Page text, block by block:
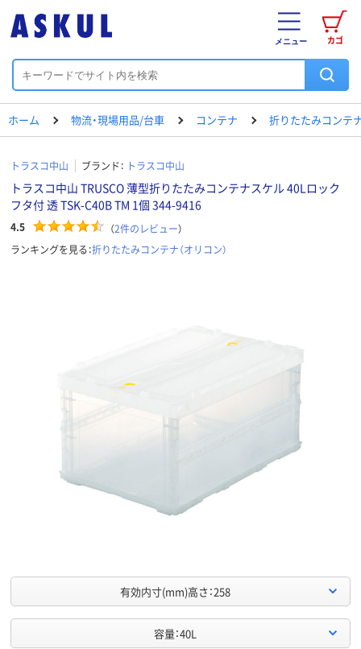
カゴ
メニュー
ホーム 物流・現場用品/台車 コンテナ 折りたたみコンテナ
トラスコ中山 ブランド： トラスコ中山
トラスコ中山 TRUSCO 薄型折りたたみコンテナスケル 40Lロック
フタ付 透 TSK-C40B TM 1個 344-9416
4.5 （2件のレビュー）
ランキングを見る：折りたたみコンテナ（オリコン）
有効内寸(mm)高さ：258
容量：40L